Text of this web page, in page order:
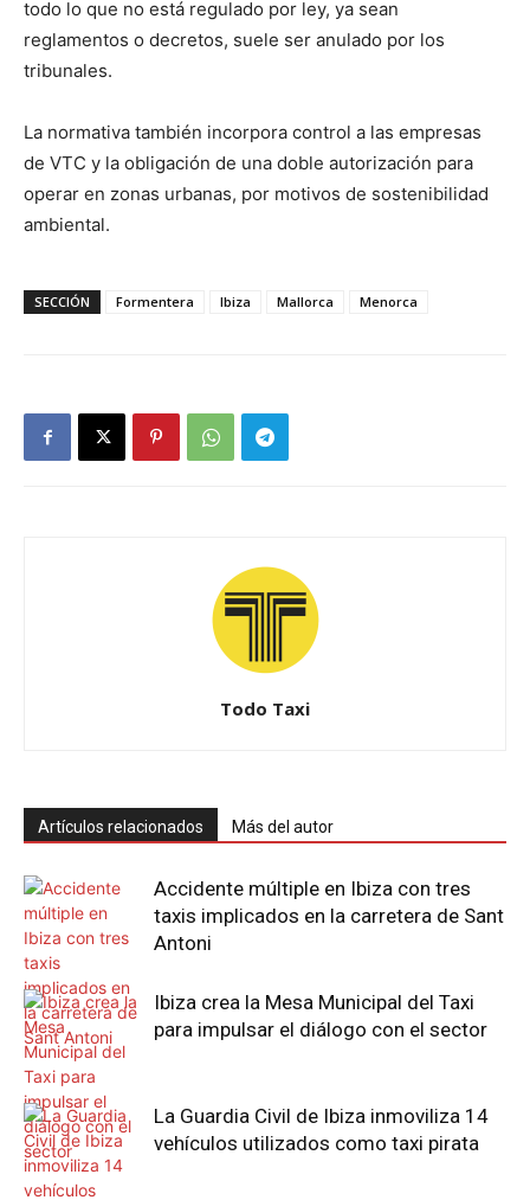
todo lo que no está regulado por ley, ya sean
reglamentos o decretos, suele ser anulado por los
tribunales.
La normativa también incorpora control a las empresas
de VTC y la obligación de una doble autorización para
operar en zonas urbanas, por motivos de sostenibilidad
ambiental.
SECCIÓN Formentera Ibiza Mallorca Menorca
Todo Taxi
Artículos relacionados Más del autor
Accidente múltiple en Ibiza con tres
taxis implicados en la carretera de Sant
Antoni
Ibiza crea la Mesa Municipal del Taxi
para impulsar el diálogo con el sector
La Guardia Civil de Ibiza inmoviliza 14
vehículos utilizados como taxi pirata